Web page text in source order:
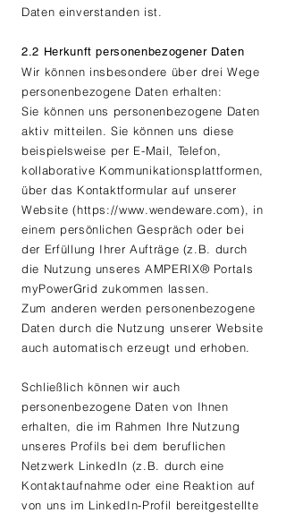
Daten einverstanden ist.
2.2 Herkunft personenbezogener Daten
Wir können insbesondere über drei Wege
personenbezogene Daten erhalten:
Sie können uns personenbezogene Daten
aktiv mitteilen. Sie können uns diese
beispielsweise per E-Mail, Telefon,
kollaborative Kommunikationsplattformen,
über das Kontaktformular auf unserer
Website (https://www.wendeware.com), in
einem persönlichen Gespräch oder bei
der Erfüllung Ihrer Aufträge (z.B. durch
die Nutzung unseres AMPERIX® Portals
myPowerGrid zukommen lassen.
Zum anderen werden personenbezogene
Daten durch die Nutzung unserer Website
auch automatisch erzeugt und erhoben.
Schließlich können wir auch
personenbezogene Daten von Ihnen
erhalten, die im Rahmen Ihre Nutzung
unseres Profils bei dem beruflichen
Netzwerk LinkedIn (z.B. durch eine
Kontaktaufnahme oder eine Reaktion auf
von uns im LinkedIn-Profil bereitgestellte